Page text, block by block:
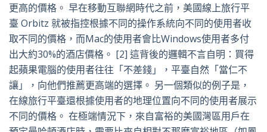
更高的價格。 早在移動互聯網時代之前，美國線上旅行平
臺 Orbitz 就被指控根據不同的操作系統向不同的使用者收
取不同的價格，而Mac的使用者會比Windows使用者多付
出大約30%的酒店價格。 [2] 這背後的邏輯不言自明：買得
起蘋果電腦的使用者往往「不差錢」，平臺自然「當仁不
讓」，向他們推薦更高端的選擇。 另一個類似的例子是，
在線旅行平臺還根據使用者的地理位置向不同的使用者展示
不同的價格。 在極端情況下，來自富裕的美國灣區用戶在